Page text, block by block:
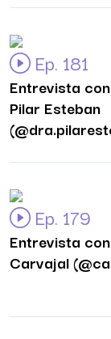
Ep. 181
Entrevista
Pilar Esteban
Ep. 179
Entrevista
Carvajal